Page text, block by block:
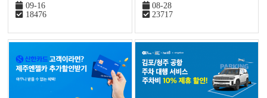
09-16
18476
08-28
23717